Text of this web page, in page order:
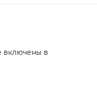
включены в